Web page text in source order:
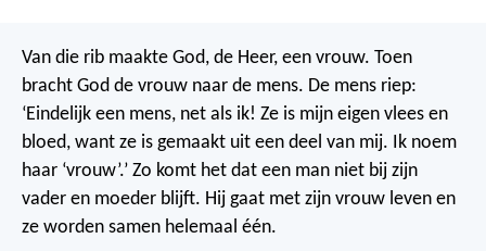
Van die rib maakte God, de Heer, een vrouw. Toen
bracht God de vrouw naar de mens. De mens riep:
‘Eindelijk een mens, net als ik! Ze is mijn eigen vlees en
bloed, want ze is gemaakt uit een deel van mij. Ik noem
haar ‘vrouw’.’ Zo komt het dat een man niet bij zijn
vader en moeder blijft. Hij gaat met zijn vrouw leven en
ze worden samen helemaal één.